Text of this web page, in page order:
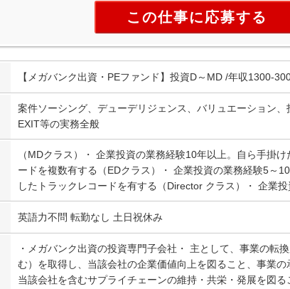
この仕事に応募する
【メガバンク出資・PEファンド】投資D～MD /年収1300-
案件ソーシング、デューデリジェンス、バリュエーション、
EXIT等の実務全般
（MDクラス）・ 企業投資の業務経験10年以上。自ら手掛
ードを複数有する（EDクラス）・ 企業投資の業務経験5～
したトラックレコードを有する（Director クラス）・ 企業
英語力不問 転勤なし 土日祝休み
・メガバンク出資の投資専門子会社・ 主として、事業の転
む）を取得し、当該会社の企業価値向上を図ること、事業
当該会社を含むサプライチェーンの維持・共栄・発展を図